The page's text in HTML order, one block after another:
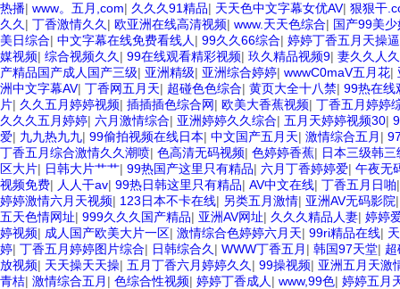
热播| www。五月,com| 久久久91精品| 天天色中文字幕女优AV| 狠狠干
久久 | 丁香激情久久 | 欧亚洲在线高清视频| www.天天色综合| 国产99美少
美日综合| 中文字幕在线免费看线人 | 99久久66综合| 婷婷丁香五月天操逼
媒视频| 综合视频久久 | 99在线观看精彩视频| 玖久精品视频9| 妻久久人
产精品国产成人国产三级| 亚洲精级| 亚洲综合婷婷| wwwC0maV五月花|
洲中文字幕AV| 丁香网五月天| 超碰色色综合| 黄页大全十八禁| 99热在线
片| 久久五月婷婷视频| 插插插色综合网| 欧美大香蕉视频| 丁香五月婷婷
久久久五月婷婷| 六月激情综合| 亚洲婷婷久久综合| 五月天婷婷视频30|
爱| 九九热九九| 99偷拍视频在线日本| 中文国产五月天| 激情综合五月 |
丁香五月综合激情久久潮喷| 色高清无码视频| 色婷婷香蕉| 日本三级韩
区大片| 日韩大片艹艹| 99热国产这里只有精品| 六月丁香婷婷爱| 午夜无
视频免费| 人人干av| 99热日韩这里只有精品| AV中文在线| 丁香五月日啪
婷婷激情六月天视频| 123日本不卡在线| 另类五月激情| 亚洲AV无码影院
五天色情网址| 999久久久国产精品| 亚洲AV网址| 久久久精品人妻| 婷婷
婷视频| 成人国产欧美大片一区| 激情综合色婷婷六月天| 99ri精品在线|
婷| 丁香五月婷婷图片综合| 日韩综合久 | WWW丁香五月 | 韩国97天堂|
放视频| 天天操天天操| 五月丁香六月婷婷久久 | 99操视频| 亚洲五月天激
青桔| 激情综合五月 | 色综合性视频| 婷婷丁香成人 | www,99色| 婷婷五月